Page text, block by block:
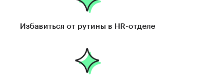
Избавиться от рутины в HR-отделе